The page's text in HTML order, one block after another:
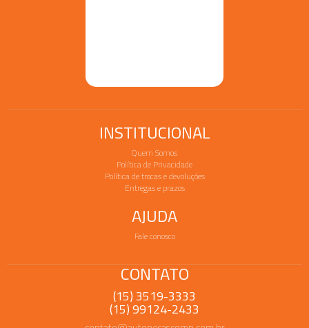
INSTITUCIONAL
Quem Somos
Política de Privacidade
Política de trocas e devoluções
Entregas e prazos
AJUDA
Fale conosco
CONTATO
(15) 3519-3333
(15) 99124-2433